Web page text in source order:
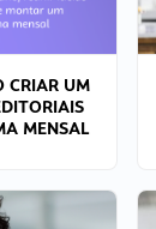
CRIAR UM
MENSAL